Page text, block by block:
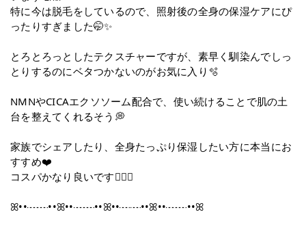
特に今は脱毛をしているので、照射後の全身の保湿ケアにぴ
ったりすぎました🤭✨
とろとろっとしたテクスチャーですが、素早く馴染んでしっ
とりするのにベタつかないのがお気に入り🫧
NMNやCICAエクソソーム配合で、使い続けることで肌の土
台を整えてくれるそう💭
家族でシェアしたり、全身たっぷり保湿したい方に本当にお
すすめ❤️
コスパかなり良いです👌🏻💕
ꕤ••┈┈••ꕤ••┈┈••ꕤ••┈┈••ꕤ••┈┈••ꕤ